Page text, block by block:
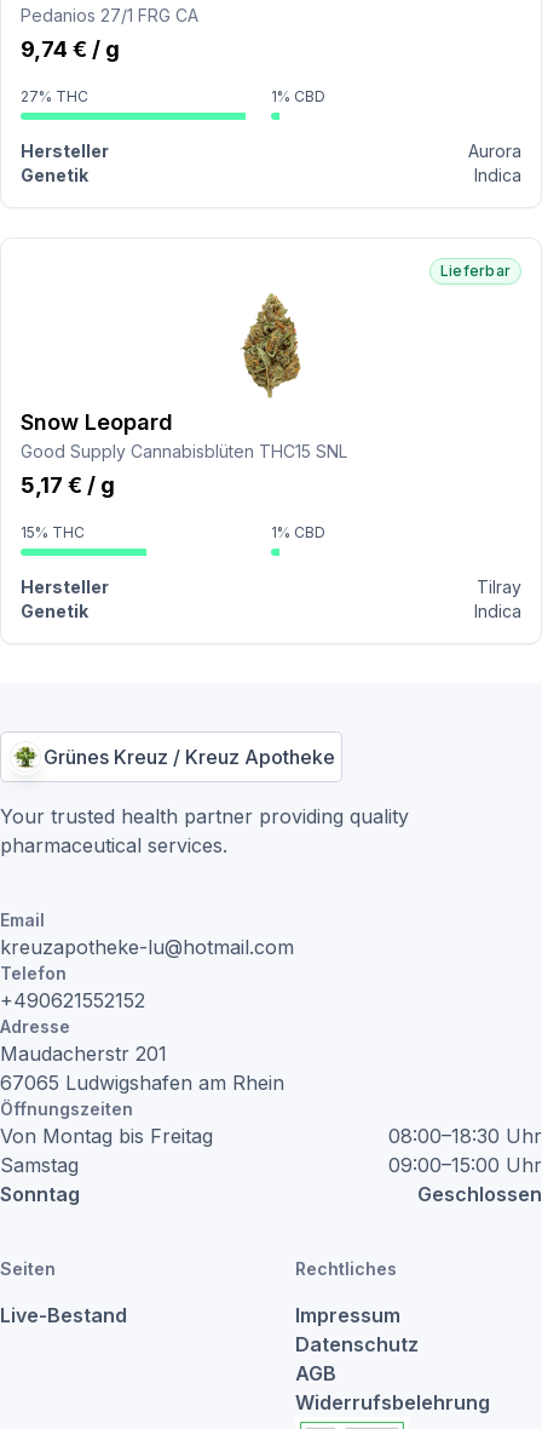
Pedanios 27/1 FRG CA
9,74 € / g
27% THC 1% CBD
Hersteller
Aurora
Genetik
Indica
Lieferbar
Snow Leopard
Good Supply Cannabisblüten THC15 SNL
5,17 € / g
15% THC 1% CBD
Hersteller
Tilray
Genetik
Indica
Grünes Kreuz / Kreuz Apotheke
Your trusted health partner providing quality
pharmaceutical services.
Email
kreuzapotheke-lu@hotmail.com
Telefon
+490621552152
Adresse
Maudacherstr 201
67065 Ludwigshafen am Rhein
Öffnungszeiten
Von Montag bis Freitag
08:00–18:30 Uhr
Samstag
09:00–15:00 Uhr
Sonntag
Geschlossen
Seiten
Live-Bestand
Rechtliches
Impressum
Datenschutz
AGB
Widerrufsbelehrung